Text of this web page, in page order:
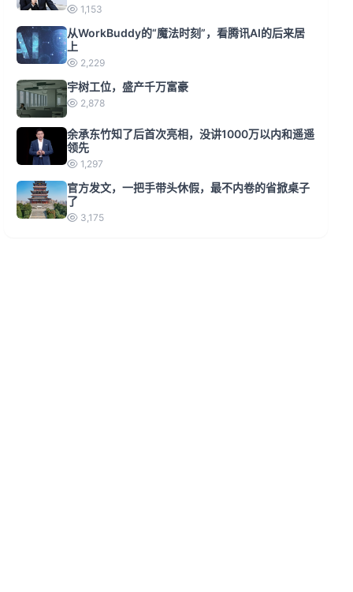
1,153
从WorkBuddy的“魔法时刻”，看腾讯AI的后来居
上
2,229
宇树工位，盛产千万富豪
2,878
余承东竹知了后首次亮相，没讲1000万以内和遥遥
领先
1,297
官方发文，一把手带头休假，最不内卷的省掀桌子
了
3,175